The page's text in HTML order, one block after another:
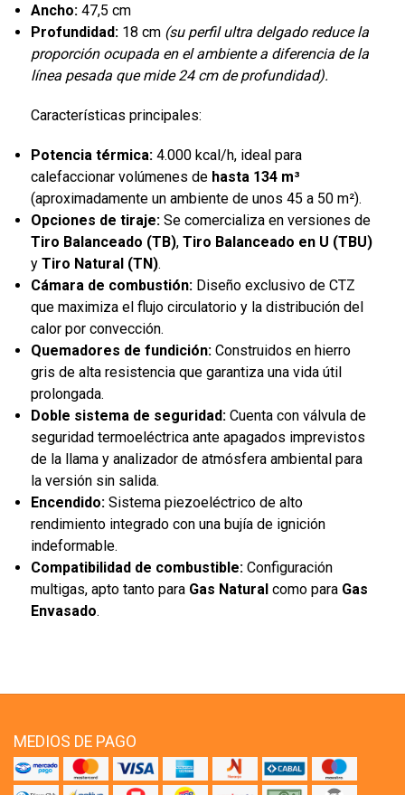
Ancho:47,5 cm
Profundidad:18 cm (su perfil ultra delgado reduce la
proporción ocupada en el ambiente a diferencia de la
línea pesada que mide 24 cm de profundidad).
Características principales:
Potencia térmica:4.000 kcal/h, ideal para
calefaccionar volúmenes de hasta 134 m³
(aproximadamente un ambiente de unos 45 a 50 m²).
Opciones de tiraje:Se comercializa en versiones de
Tiro Balanceado (TB), Tiro Balanceado en U (TBU)
y Tiro Natural (TN).
Cámara de combustión:Diseño exclusivo de CTZ
que maximiza el flujo circulatorio y la distribución del
calor por convección.
Quemadores de fundición:Construidos en hierro
gris de alta resistencia que garantiza una vida útil
prolongada.
Doble sistema de seguridad:Cuenta con válvula de
seguridad termoeléctrica ante apagados imprevistos
de la llama y analizador de atmósfera ambiental para
la versión sin salida.
Encendido:Sistema piezoeléctrico de alto
rendimiento integrado con una bujía de ignición
indeformable.
Compatibilidad de combustible:Configuración
multigas, apto tanto para Gas Naturalcomo para Gas
Envasado.
MEDIOS DE PAGO